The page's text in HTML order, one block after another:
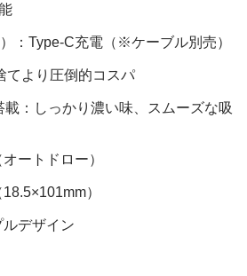
：Type-C充電（※ケーブル別売）
てより圧倒的コスパ
：しっかり濃い味、スムーズな吸
ートドロー）
）
デザイン